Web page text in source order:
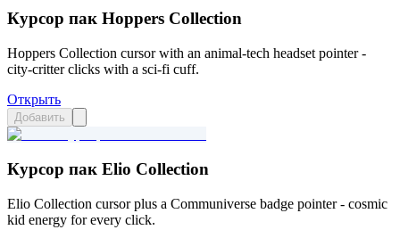
Курсор пак Hoppers Collection
Hoppers Collection cursor with an animal-tech headset pointer -
city-critter clicks with a sci-fi cuff.
Открыть
Добавить
Курсор пак Elio Collection
Elio Collection cursor plus a Communiverse badge pointer - cosmic
kid energy for every click.